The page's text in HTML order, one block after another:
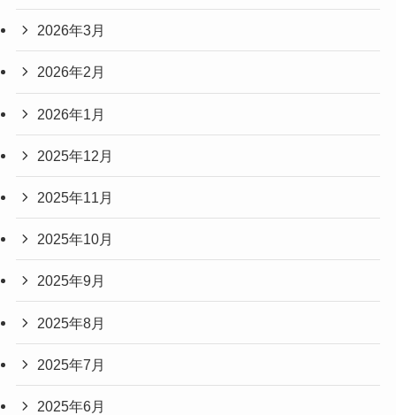
2026年3月
2026年2月
2026年1月
2025年12月
2025年11月
2025年10月
2025年9月
2025年8月
2025年7月
2025年6月